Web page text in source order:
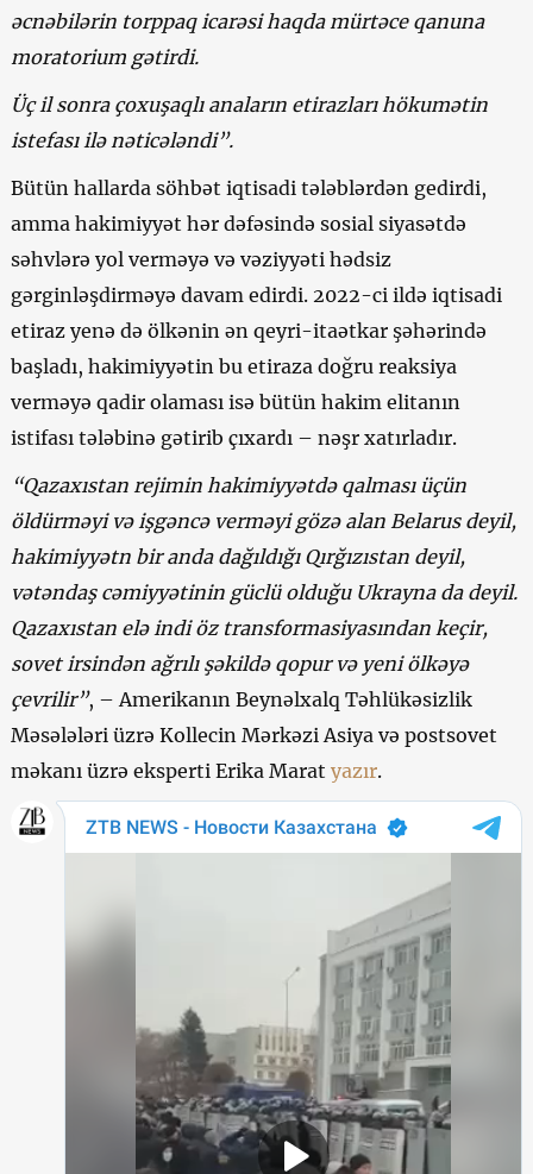
əcnəbilərin torppaq icarəsi haqda mürtəce qanuna
moratorium gətirdi.
Üç il sonra çoxuşaqlı anaların etirazları hökumətin
istefası ilə nəticələndi”.
Bütün hallarda söhbət iqtisadi tələblərdən gedirdi,
amma hakimiyyət hər dəfəsində sosial siyasətdə
səhvlərə yol verməyə və vəziyyəti hədsiz
gərginləşdirməyə davam edirdi. 2022-ci ildə iqtisadi
etiraz yenə də ölkənin ən qeyri-itaətkar şəhərində
başladı, hakimiyyətin bu etiraza doğru reaksiya
verməyə qadir olaması isə bütün hakim elitanın
istifası tələbinə gətirib çıxardı – nəşr xatırladır.
“Qazaxıstan rejimin hakimiyyətdə qalması üçün
öldürməyi və işgəncə verməyi gözə alan Belarus deyil,
hakimiyyətn bir anda dağıldığı Qırğızıstan deyil,
vətəndaş cəmiyyətinin güclü olduğu Ukrayna da deyil.
Qazaxıstan elə indi öz transformasiyasından keçir,
sovet irsindən ağrılı şəkildə qopur və yeni ölkəyə
çevrilir”, – Amerikanın Beynəlxalq Təhlükəsizlik
Məsələləri üzrə Kollecin Mərkəzi Asiya və postsovet
məkanı üzrə eksperti Erika Marat yazır.